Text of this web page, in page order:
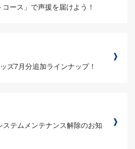
ース」で声援を届けよう！
ズ7月分追加ラインナップ！
ステムメンテナンス解除のお知